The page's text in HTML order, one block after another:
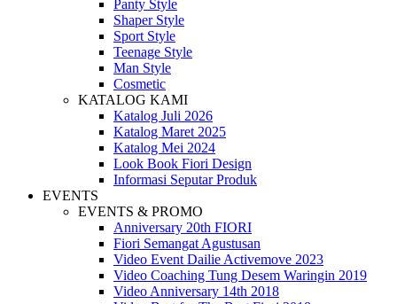
Panty Style
Shaper Style
Sport Style
Teenage Style
Man Style
Cosmetic
KATALOG KAMI
Katalog Juli 2026
Katalog Maret 2025
Katalog Mei 2024
Look Book Fiori Design
Informasi Seputar Produk
EVENTS
EVENTS & PROMO
Anniversary 20th FIORI
Fiori Semangat Agustusan
Video Event Dailie Activemove 2023
Video Coaching Tung Desem Waringin 2019
Video Anniversary 14th 2018